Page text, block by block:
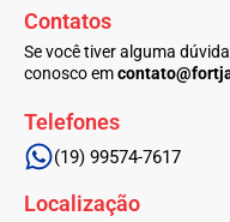
o
o
k
-
g
r
a
m
Contatos
Se você tiver alguma
conosco em
Telefones
(19) 99574-7617
Localização